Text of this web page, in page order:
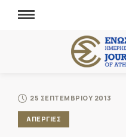
25 ΣΕΠΤΕΜΒΡΙΟΥ 2013
ΑΠΕΡΓΙΕΣ